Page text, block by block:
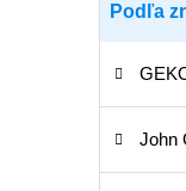
Podľa
John